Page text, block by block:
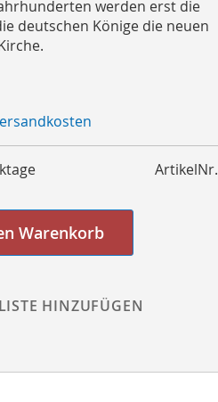
werden erst die
deutschen Könige die neuen
ArtikelNr.
Warenkorb
HINZUFÜGEN